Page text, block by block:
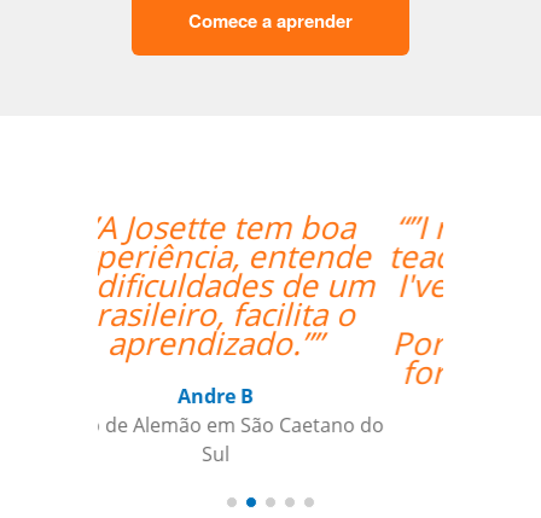
Comece a aprender
“”I really enjoyed Ana's
teaching style and I feel
I've really grown in my
confidence with
Portuguese.I'm looking
forward to continuing
my lessons.””
Zack Maher